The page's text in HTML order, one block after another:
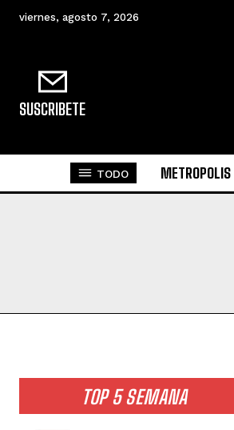
viernes, agosto 7, 2026
SUSCRIBETE
TODO METROPOLIS
TOP 5 SEMANA